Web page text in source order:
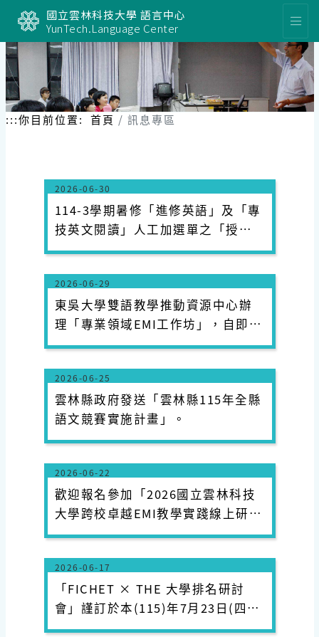
要
內
容
區
塊
國立雲林科技大學 語言中心
YunTech.Language Center
:::你目前位置: 首頁 訊息專區
2026-06-30
114-3學期暑修「進修英語」及「專
技英文閱讀」人工加選單之「授課
教師簽章」欄位，請逕至語言中心
2026-06-29
東吳大學雙語教學推動資源中心辦
理「專業領域EMI工作坊」，自即日
起開放報名，敬請師生踴躍報名參
2026-06-25
雲林縣政府​發送「雲林縣115年全縣
語文競賽實施計畫」。
2026-06-22
歡迎報名參加「2026國立雲林科技
大學跨校卓越EMI教學實踐線上研討
會」！
2026-06-17
「FICHET × THE 大學排名研討
會」謹訂於本(115)年7月23日(四)
假淡江大學台北校園舉行，敬邀業